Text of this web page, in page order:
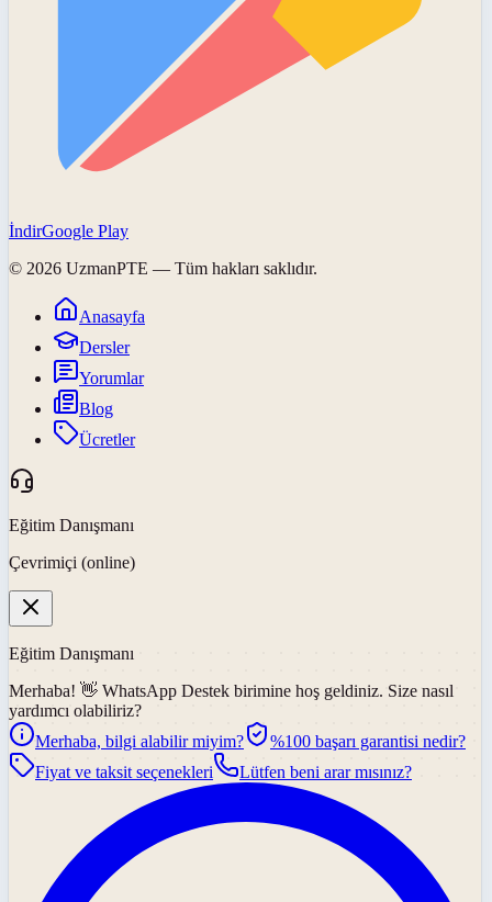
İndirGoogle Play
© 2026 UzmanPTE — Tüm hakları saklıdır.
Anasayfa
Dersler
Yorumlar
Blog
Ücretler
Eğitim Danışmanı
Çevrimiçi (online)
Eğitim Danışmanı
Merhaba! 👋 WhatsApp Destek birimine hoş geldiniz. Size nasıl
yardımcı olabiliriz?
Merhaba, bilgi alabilir miyim?
%100 başarı garantisi nedir?
Fiyat ve taksit seçenekleri
Lütfen beni arar mısınız?